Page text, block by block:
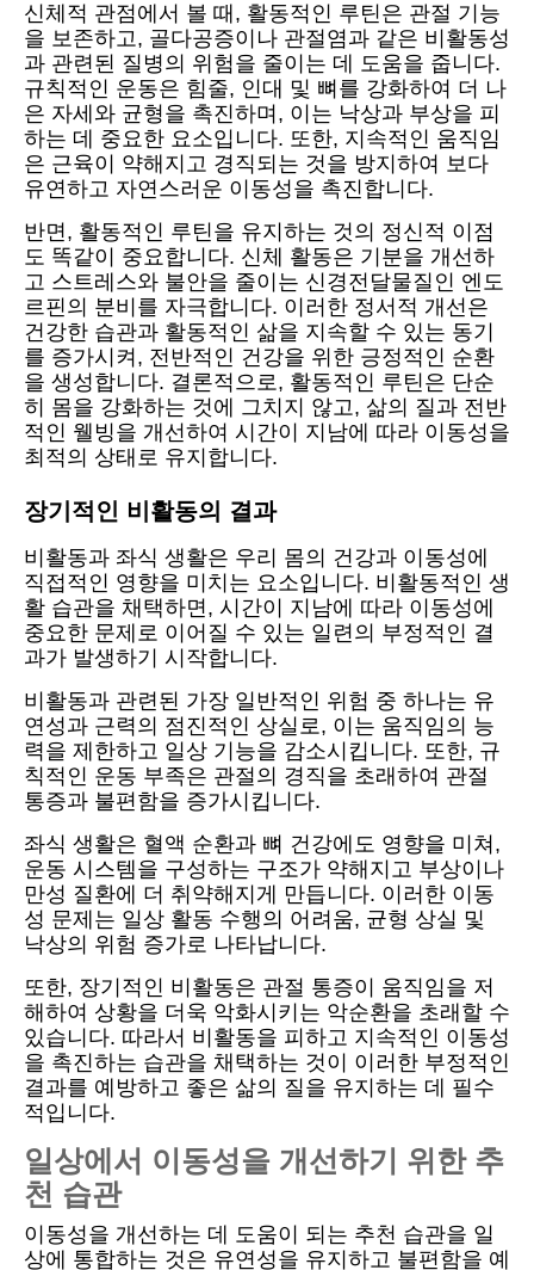
신체적 관점에서 볼 때, 활동적인 루틴은 관절 기능
을 보존하고, 골다공증이나 관절염과 같은 비활동성
과 관련된 질병의 위험을 줄이는 데 도움을 줍니다.
규칙적인 운동은 힘줄, 인대 및 뼈를 강화하여 더 나
은 자세와 균형을 촉진하며, 이는 낙상과 부상을 피
하는 데 중요한 요소입니다. 또한, 지속적인 움직임
은 근육이 약해지고 경직되는 것을 방지하여 보다
유연하고 자연스러운 이동성을 촉진합니다.
반면, 활동적인 루틴을 유지하는 것의 정신적 이점
도 똑같이 중요합니다. 신체 활동은 기분을 개선하
고 스트레스와 불안을 줄이는 신경전달물질인 엔도
르핀의 분비를 자극합니다. 이러한 정서적 개선은
건강한 습관과 활동적인 삶을 지속할 수 있는 동기
를 증가시켜, 전반적인 건강을 위한 긍정적인 순환
을 생성합니다. 결론적으로, 활동적인 루틴은 단순
히 몸을 강화하는 것에 그치지 않고, 삶의 질과 전반
적인 웰빙을 개선하여 시간이 지남에 따라 이동성을
최적의 상태로 유지합니다.
장기적인 비활동의 결과
비활동과 좌식 생활은 우리 몸의 건강과 이동성에
직접적인 영향을 미치는 요소입니다. 비활동적인 생
활 습관을 채택하면, 시간이 지남에 따라 이동성에
중요한 문제로 이어질 수 있는 일련의 부정적인 결
과가 발생하기 시작합니다.
비활동과 관련된 가장 일반적인 위험 중 하나는 유
연성과 근력의 점진적인 상실로, 이는 움직임의 능
력을 제한하고 일상 기능을 감소시킵니다. 또한, 규
칙적인 운동 부족은 관절의 경직을 초래하여 관절
통증과 불편함을 증가시킵니다.
좌식 생활은 혈액 순환과 뼈 건강에도 영향을 미쳐,
운동 시스템을 구성하는 구조가 약해지고 부상이나
만성 질환에 더 취약해지게 만듭니다. 이러한 이동
성 문제는 일상 활동 수행의 어려움, 균형 상실 및
낙상의 위험 증가로 나타납니다.
또한, 장기적인 비활동은 관절 통증이 움직임을 저
해하여 상황을 더욱 악화시키는 악순환을 초래할 수
있습니다. 따라서 비활동을 피하고 지속적인 이동성
을 촉진하는 습관을 채택하는 것이 이러한 부정적인
결과를 예방하고 좋은 삶의 질을 유지하는 데 필수
적입니다.
일상에서 이동성을 개선하기 위한 추
천 습관
이동성을 개선하는 데 도움이 되는 추천 습관을 일
상에 통합하는 것은 유연성을 유지하고 불편함을 예